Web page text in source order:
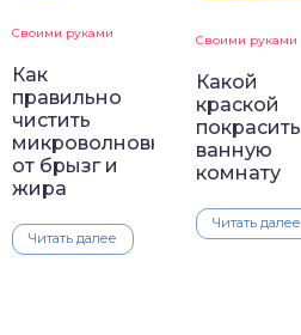
Своими руками
Как
правильно
чистить
микроволновку
от брызг и
жира
Читать далее
Своими руками
Какой
краской
покрасить
ванную
комнату
Читать далее